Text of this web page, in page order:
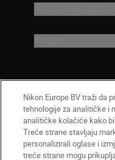
Nikon Europe BV traži da
tehnologije za analitičke i
analitičke kolačiće kako
Treće strane stavljaju
personalizirali oglase i
treće strane mogu